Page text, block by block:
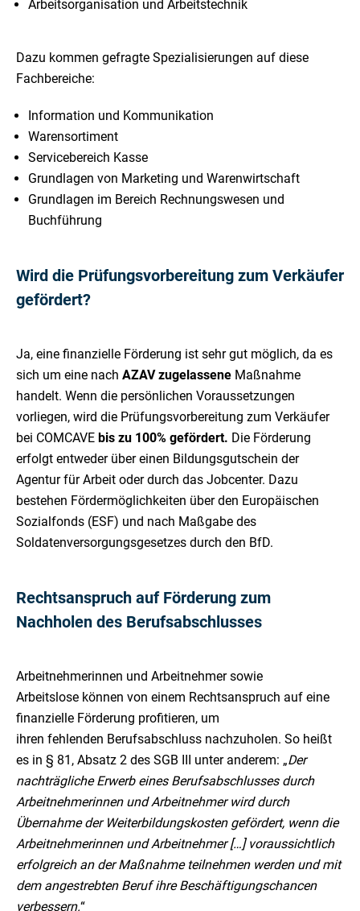
Arbeitsorganisation und Arbeitstechnik
Dazu kommen gefragte Spezialisierungen auf diese
Fachbereiche:
Information und Kommunikation
Warensortiment
Servicebereich Kasse
Grundlagen von Marketing und Warenwirtschaft
Grundlagen im Bereich Rechnungswesen und
Buchführung
Wird die Prüfungsvorbereitung zum Verkäufer
gefördert?
Ja, eine finanzielle Förderung ist sehr gut möglich, da es
sich um eine nach AZAV zugelassene Maßnahme
handelt. Wenn die persönlichen Voraussetzungen
vorliegen, wird die Prüfungsvorbereitung zum Verkäufer
bei COMCAVE bis zu 100% gefördert. Die Förderung
erfolgt entweder über einen Bildungsgutschein der
Agentur für Arbeit oder durch das Jobcenter. Dazu
bestehen Fördermöglichkeiten über den Europäischen
Sozialfonds (ESF) und nach Maßgabe des
Soldatenversorgungsgesetzes durch den BfD.
Rechtsanspruch auf Förderung zum
Nachholen des Berufsabschlusses
Arbeitnehmerinnen und Arbeitnehmer sowie
Arbeitslose können von einem Rechtsanspruch auf eine
finanzielle Förderung profitieren, um
ihren fehlenden Berufsabschluss nachzuholen. So heißt
es in § 81, Absatz 2 des SGB III unter anderem: „Der
nachträgliche Erwerb eines Berufsabschlusses durch
Arbeitnehmerinnen und Arbeitnehmer wird durch
Übernahme der Weiterbildungskosten gefördert, wenn die
Arbeitnehmerinnen und Arbeitnehmer […] voraussichtlich
erfolgreich an der Maßnahme teilnehmen werden und mit
dem angestrebten Beruf ihre Beschäftigungschancen
verbessern.“